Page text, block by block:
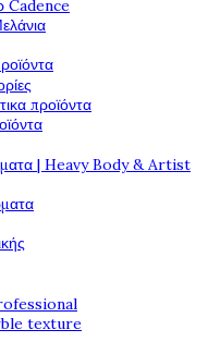
Cadence
προϊόντα
| Heavy Body & Artist
texture